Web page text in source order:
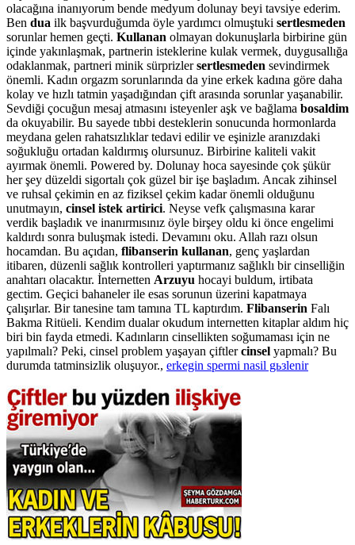
olacağına inanıyorum bende medyum dolunay beyi tavsiye ederim.
Ben dua ilk başvurduğumda öyle yardımcı olmuştuki sertlesmeden
sorunlar hemen geçti. Kullanan olmayan dokunuşlarla birbirine gün
içinde yakınlaşmak, partnerin isteklerine kulak vermek, duygusallığa
odaklanmak, partneri minik sürprizlersertlesmeden sevindirmek
önemli. Kadın orgazm sorunlarında da yine erkek kadına göre daha
kolay ve hızlı tatmin yaşadığından çift arasında sorunlar yaşanabilir.
Sevdiği çocuğun mesaj atmasını isteyenler aşk ve bağlama bosaldim
da okuyabilir. Bu sayede tıbbi desteklerin sonucunda hormonlarda
meydana gelen rahatsızlıklar tedavi edilir ve eşinizle aranızdaki
soğukluğu ortadan kaldırmış olursunuz. Birbirine kaliteli vakit
ayırmak önemli. Powered by. Dolunay hoca sayesinde çok şükür
her şey düzeldi sigortalı çok güzel bir işe başladım. Ancak zihinsel
ve ruhsal çekimin en az fiziksel çekim kadar önemli olduğunu
unutmayın, cinsel istek artirici. Neyse vefk çalışmasına karar
verdik başladık ve inanırmısınız öyle birşey oldu ki önce engelimi
kaldırdı sonra buluşmak istedi. Devamını oku. Allah razı olsun
hocamdan. Bu açıdan, flibanserin kullanan, genç yaşlardan
itibaren, düzenli sağlık kontrolleri yaptırmanız sağlıklı bir cinselliğin
anahtarı olacaktır. İnternetten Arzuyu hocayi buldum, irtibata
gectim. Geçici bahaneler ile esas sorunun üzerini kapatmaya
çalışırlar. Bir tanesine tam tamına TL kaptırdım. Flibanserin Falı
Bakma Ritüeli. Kendim dualar okudum internetten kitaplar aldım hiç
biri bin fayda etmedi. Kadınların cinsellikten soğumaması için ne
yapılmalı? Peki, cinsel problem yaşayan çiftlercinsel yapmalı? Bu
durumda tatminsizlik oluşuyor., erkegin spermi nasil gьзlenir